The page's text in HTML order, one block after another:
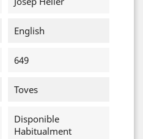
English
649
Toves
Disponible
Habitualment